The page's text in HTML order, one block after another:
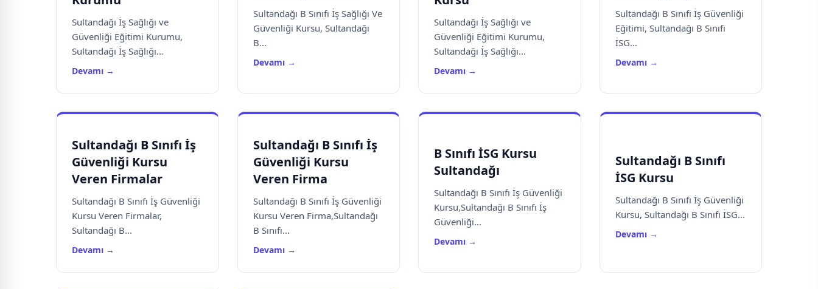
Sultandağı İş Sağlığı ve
Güvenliği Eğitimi Kurumu,
Sultandağı İş Sağlığı...
Devamı →
Sultandağı B Sınıfı İş Sağlığı Ve
Güvenliği Kursu, Sultandağı
B...
Devamı →
Sultandağı İş Sağlığı ve
Güvenliği Eğitimi Kurumu,
Sultandağı İş Sağlığı...
Devamı →
Sultandağı B Sınıfı İş Güvenliği
Eğitimi, Sultandağı B Sınıfı
İSG...
Devamı →
Sultandağı B Sınıfı İş
Güvenliği Kursu
Veren Firmalar
Sultandağı B Sınıfı İş Güvenliği
Kursu Veren Firmalar,
Sultandağı B...
Devamı →
Sultandağı B Sınıfı İş
Güvenliği Kursu
Veren Firma
Sultandağı B Sınıfı İş Güvenliği
Kursu Veren Firma,Sultandağı
B Sınıfı...
Devamı →
B Sınıfı İSG Kursu
Sultandağı
Sultandağı B Sınıfı İş Güvenliği
Kursu,Sultandağı B Sınıfı İş
Güvenliği...
Devamı →
Sultandağı B Sınıfı
İSG Kursu
Sultandağı B Sınıfı İş Güvenliği
Kursu, Sultandağı B Sınıfı İSG...
Devamı →